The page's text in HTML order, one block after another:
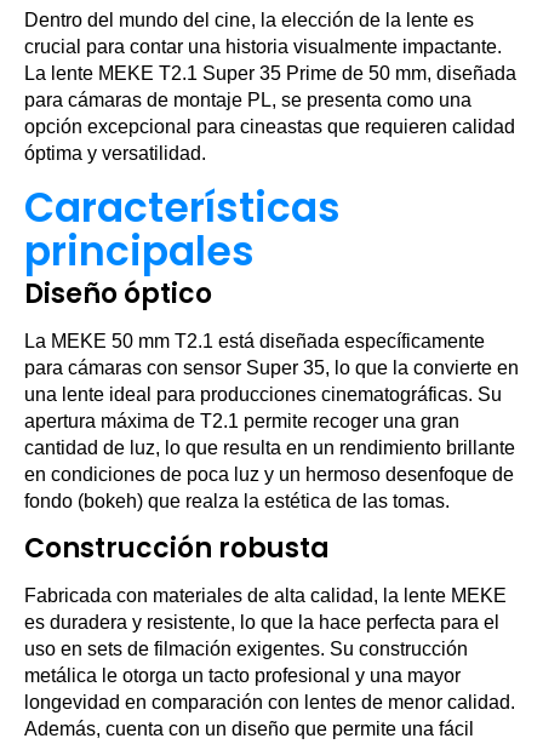
Dentro del mundo del cine, la elección de la lente es
crucial para contar una historia visualmente impactante.
La lente MEKE T2.1 Super 35 Prime de 50 mm, diseñada
para cámaras de montaje PL, se presenta como una
opción excepcional para cineastas que requieren calidad
óptima y versatilidad.
Características
principales
Diseño óptico
La MEKE 50 mm T2.1 está diseñada específicamente
para cámaras con sensor Super 35, lo que la convierte en
una lente ideal para producciones cinematográficas. Su
apertura máxima de T2.1 permite recoger una gran
cantidad de luz, lo que resulta en un rendimiento brillante
en condiciones de poca luz y un hermoso desenfoque de
fondo (bokeh) que realza la estética de las tomas.
Construcción robusta
Fabricada con materiales de alta calidad, la lente MEKE
es duradera y resistente, lo que la hace perfecta para el
uso en sets de filmación exigentes. Su construcción
metálica le otorga un tacto profesional y una mayor
longevidad en comparación con lentes de menor calidad.
Además, cuenta con un diseño que permite una fácil